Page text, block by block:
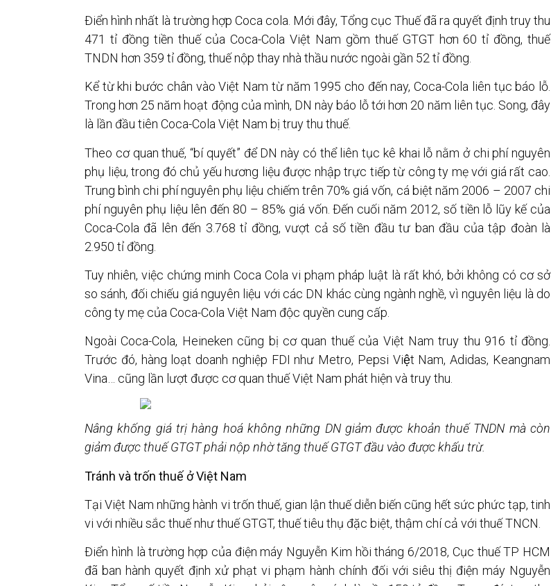
Điển hình nhất là trường hợp Coca cola. Mới đây, Tổng cục Thuế đã ra quyết định truy thu
471 tỉ đồng tiền thuế của Coca-Cola Việt Nam gồm thuế GTGT hơn 60 tỉ đồng, thuế
TNDN hơn 359 tỉ đồng, thuế nộp thay nhà thầu nước ngoài gần 52 tỉ đồng.
Kể từ khi bước chân vào Việt Nam từ năm 1995 cho đến nay, Coca-Cola liên tục báo lỗ.
Trong hơn 25 năm hoạt động của mình, DN này báo lỗ tới hơn 20 năm liên tục. Song, đây
là lần đầu tiên Coca-Cola Việt Nam bị truy thu thuế.
Theo cơ quan thuế, “bí quyết” để DN này có thể liên tục kê khai lỗ nằm ở chi phí nguyên
phụ liệu, trong đó chủ yếu hương liệu được nhập trực tiếp từ công ty mẹ với giá rất cao.
Trung bình chi phí nguyên phụ liệu chiếm trên 70% giá vốn, cá biệt năm 2006 – 2007 chi
phí nguyên phụ liệu lên đến 80 – 85% giá vốn. Đến cuối năm 2012, số tiền lỗ lũy kế của
Coca-Cola đã lên đến 3.768 tỉ đồng, vượt cả số tiền đầu tư ban đầu của tập đoàn là
2.950 tỉ đồng.
Tuy nhiên, việc chứng minh Coca Cola vi phạm pháp luật là rất khó, bởi không có cơ sở
so sánh, đối chiếu giá nguyên liệu với các DN khác cùng ngành nghề, vì nguyên liệu là do
công ty mẹ của Coca-Cola Việt Nam độc quyền cung cấp.
Ngoài Coca-Cola, Heineken cũng bị cơ quan thuế của Việt Nam truy thu 916 tỉ đồng.
Trước đó, hàng loạt doanh nghiệp FDI như Metro, Pepsi Việt Nam, Adidas, Keangnam
Vina… cũng lần lượt được cơ quan thuế Việt Nam phát hiện và truy thu.
Nâng khống giá trị hàng hoá không những DN giảm được khoản thuế TNDN mà còn
giảm được thuế GTGT phải nộp nhờ tăng thuế GTGT đầu vào được khấu trừ.
Tránh và trốn thuế ở Việt Nam
Tại Việt Nam những hành vi trốn thuế, gian lận thuế diễn biến cũng hết sức phức tạp, tinh
vi với nhiều sắc thuế như thuế GTGT, thuế tiêu thụ đặc biệt, thậm chí cả với thuế TNCN.
Điển hình là trường hợp của điện máy Nguyễn Kim hồi tháng 6/2018, Cục thuế TP HCM
đã ban hành quyết định xử phạt vi phạm hành chính đối với siêu thị điện máy Nguyễn